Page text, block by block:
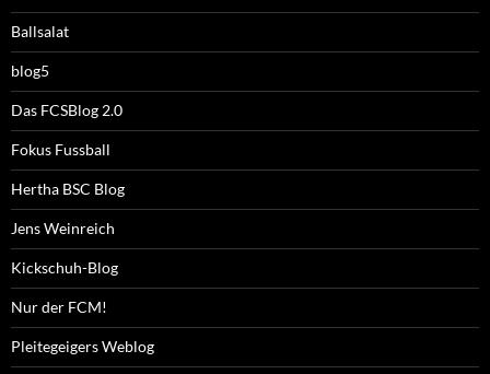
Ballsalat
blog5
Das FCSBlog 2.0
Fokus Fussball
Hertha BSC Blog
Jens Weinreich
Kickschuh-Blog
Nur der FCM!
Pleitegeigers Weblog